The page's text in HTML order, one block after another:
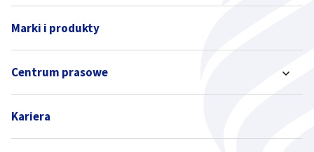
Marki i produkty
Centrum prasowe
Kariera